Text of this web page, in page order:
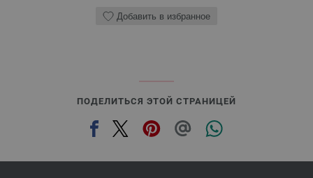
Добавить в избранное
ПОДЕЛИТЬСЯ ЭТОЙ СТРАНИЦЕЙ